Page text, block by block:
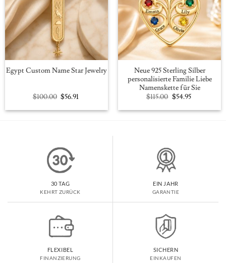
Egypt Custom Name Star Jewelry
$100.00 Original
price
was:
$56.91Current
is:
Neue 925 Sterling Silber
personalisierte Familie Liebe
Namenskette für Sie
$115.00 Original
price
was:
$54.95Current
is:
30 TAG
KEHRT ZURÜCK
EIN JAHR
GARANTIE
FLEXIBEL
FINANZIERUNG
SICHERN
EINKAUFEN